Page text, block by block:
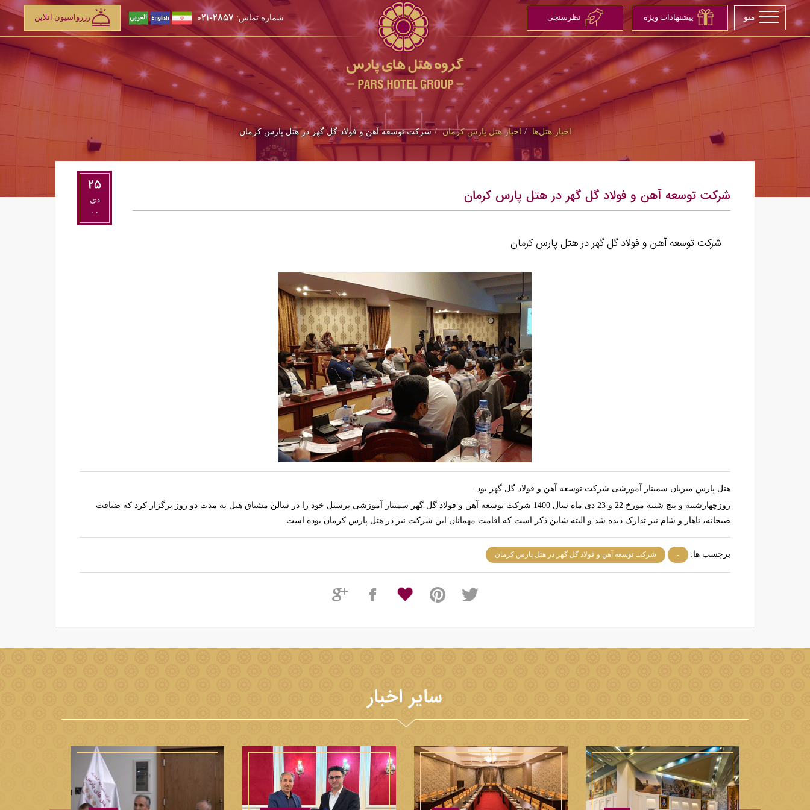
منو پیشنهادات ویژه نظرسنجی شماره تماس: ۲۸۵۷-۰۲۱ رزرواسیون آنلاین
اخبار هتل‌ها اخبار هتل پارس کرمان شرکت توسعه آهن و فولاد گل گهر در هتل پارس کرمان
شرکت توسعه آهن و فولاد گل گهر در هتل پارس کرمان
۲۵
دی
۰۰
شرکت توسعه آهن و فولاد گل گهر در هتل پارس کرمان
هتل پارس میزبان سمینار آموزشی شرکت توسعه آهن و فولاد گل گهر بود.
روزچهارشنبه و پنج شنبه مورخ 22 و 23 دی ماه سال 1400 شرکت توسعه آهن و فولاد گل گهر سمینار آموزشی پرسنل خود را در سالن مشتاق هتل به مدت دو روز برگزار کرد که ضیافت
صبحانه، ناهار و شام نیز تدارک دیده شد و البته شاین ذکر است که اقامت مهمانان این شرکت نیز در هتل پارس کرمان بوده است.
برچسب ها: - شرکت توسعه آهن و فولاد گل گهر در هتل پارس کرمان
سایر اخبار